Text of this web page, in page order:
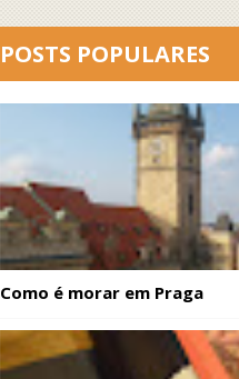
POSTS POPULARES
Como é morar em Praga